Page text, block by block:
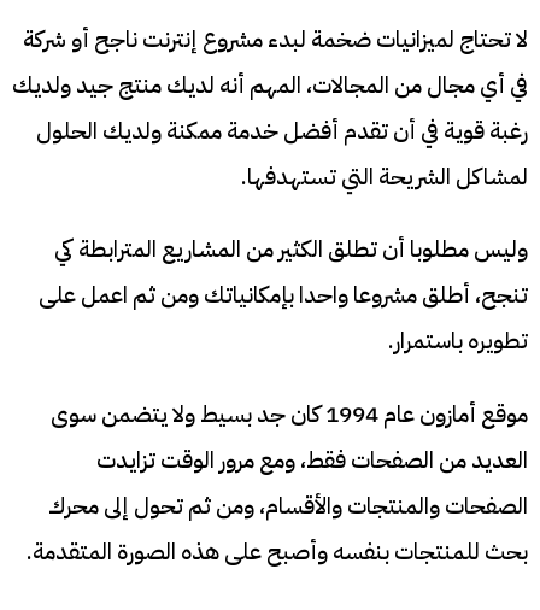
لا تحتاج لميزانيات ضخمة لبدء مشروع إنترنت ناجح أو شركة
في أي مجال من المجالات، المهم أنه لديك منتج جيد ولديك
رغبة قوية في أن تقدم أفضل خدمة ممكنة ولديك الحلول
لمشاكل الشريحة التي تستهدفها.
وليس مطلوبا أن تطلق الكثير من المشاريع المترابطة كي
تنجح، أطلق مشروعا واحدا بإمكانياتك ومن ثم اعمل على
تطويره باستمرار.
موقع أمازون عام 1994 كان جد بسيط ولا يتضمن سوى
العديد من الصفحات فقط، ومع مرور الوقت تزايدت
الصفحات والمنتجات والأقسام، ومن ثم تحول إلى محرك
بحث للمنتجات بنفسه وأصبح على هذه الصورة المتقدمة.